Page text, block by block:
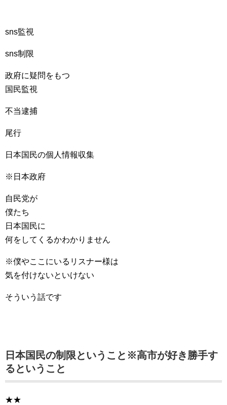
sns監視
sns制限
政府に疑問をもつ
国民監視
不当逮捕
尾行
日本国民の個人情報収集
※日本政府
自民党が
僕たち
日本国民に
何をしてくるかわかりません
※僕やここにいるリスナー様は
気を付けないといけない
そういう話です
日本国民の制限ということ※高市が好き勝手す
るということ
★★